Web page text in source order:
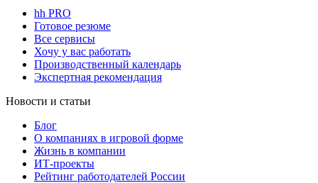
hh PRO
Готовое резюме
Все сервисы
Хочу у вас работать
Производственный календарь
Экспертная рекомендация
Новости и статьи
Блог
О компаниях в игровой форме
Жизнь в компании
ИТ-проекты
Рейтинг работодателей России